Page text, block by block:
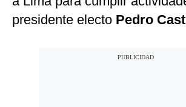
presidente electo Pedro